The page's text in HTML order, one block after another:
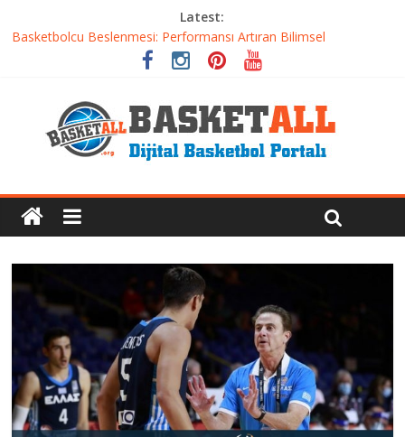
Latest:
Etkili Basketbol Antrenmanı Nasıl Olmalı
Basketbolcu Beslenmesi: Performansı Artıran Bilimsel
Iverson’dan Kyrie’e: Top Sürme Sanatının Dramatik Evrimi
Dünyanın En İyi Basketbol Takımı: Gerçek Şampiyon Kim?